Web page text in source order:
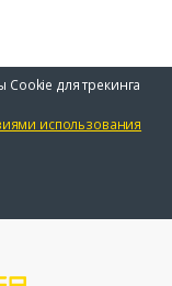
для трекинга
использования